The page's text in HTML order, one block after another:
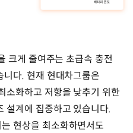
크게 줄여주는 초급속 충전
다. 현재 현대차그룹은
소화하고 저항을 낮추기 위한
설계에 집중하고 있습니다.
현상을 최소화하면서도